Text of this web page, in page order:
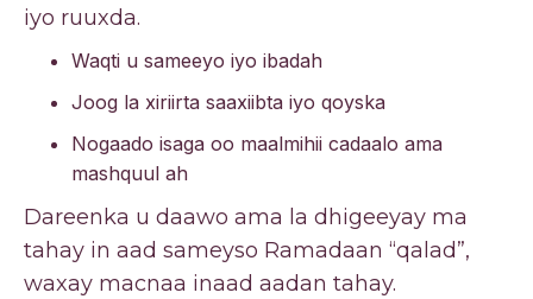
iyo ruuxda.
Waqti u sameeyo iyo ibadah
Joog la xiriirta saaxiibta iyo qoyska
Nogaado isaga oo maalmihii cadaalo ama
mashquul ah
Dareenka u daawo ama la dhigeeyay ma
tahay in aad sameyso Ramadaan “qalad”,
waxay macnaa inaad aadan tahay.